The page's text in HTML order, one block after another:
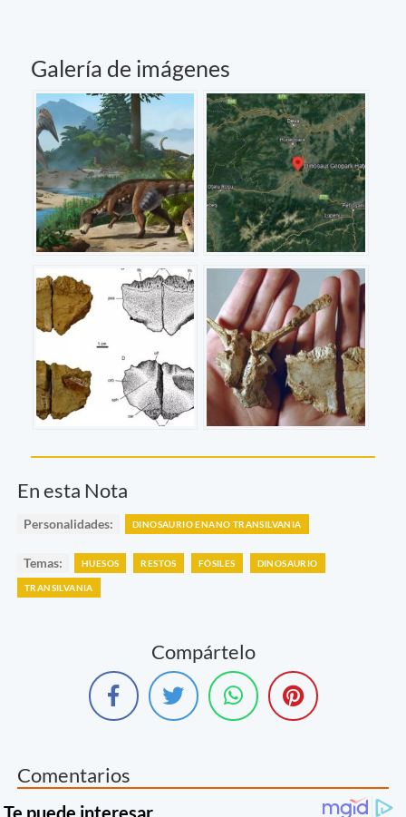
Galería de imágenes
En esta Nota
Personalidades: DINOSAURIO ENANO TRANSILVANIA
Temas: HUESOS RESTOS FÓSILES DINOSAURIO
TRANSILVANIA
Compártelo
Comentarios